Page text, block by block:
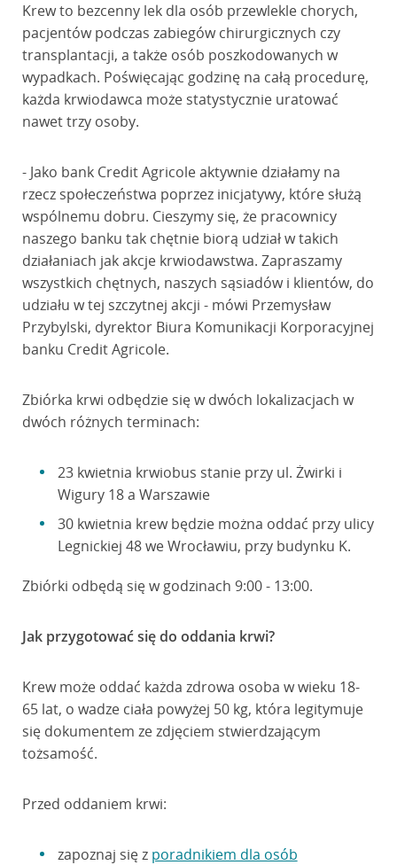
Krew to bezcenny lek dla osób przewlekle chorych,
pacjentów podczas zabiegów chirurgicznych czy
transplantacji, a także osób poszkodowanych w
wypadkach. Poświęcając godzinę na całą procedurę,
każda krwiodawca może statystycznie uratować
nawet trzy osoby.
- Jako bank Credit Agricole aktywnie działamy na
rzecz społeczeństwa poprzez inicjatywy, które służą
wspólnemu dobru. Cieszymy się, że pracownicy
naszego banku tak chętnie biorą udział w takich
działaniach jak akcje krwiodawstwa. Zapraszamy
wszystkich chętnych, naszych sąsiadów i klientów, do
udziału w tej szczytnej akcji - mówi Przemysław
Przybylski, dyrektor Biura Komunikacji Korporacyjnej
banku Credit Agricole.
Zbiórka krwi odbędzie się w dwóch lokalizacjach w
dwóch różnych terminach:
23 kwietnia krwiobus stanie przy ul. Żwirki i
Wigury 18 a Warszawie
30 kwietnia krew będzie można oddać przy ulicy
Legnickiej 48 we Wrocławiu, przy budynku K.
Zbiórki odbędą się w godzinach 9:00 - 13:00.
Jak przygotować się do oddania krwi?
Krew może oddać każda zdrowa osoba w wieku 18-
65 lat, o wadze ciała powyżej 50 kg, która legitymuje
się dokumentem ze zdjęciem stwierdzającym
tożsamość.
Przed oddaniem krwi:
zapoznaj się z poradnikiem dla osób